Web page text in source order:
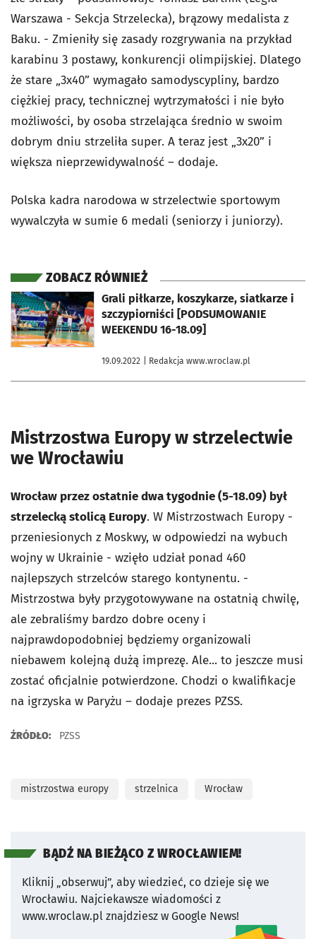
Warszawa - Sekcja Strzelecka), brązowy medalista z
Baku. - Zmieniły się zasady rozgrywania na przykład
karabinu 3 postawy, konkurencji olimpijskiej. Dlatego
że stare „3x40” wymagało samodyscypliny, bardzo
ciężkiej pracy, technicznej wytrzymałości i nie było
możliwości, by osoba strzelająca średnio w swoim
dobrym dniu strzeliła super. A teraz jest „3x20” i
większa nieprzewidywalność – dodaje.
Polska kadra narodowa w strzelectwie sportowym
wywalczyła w sumie 6 medali (seniorzy i juniorzy).
ZOBACZ RÓWNIEŻ
Grali piłkarze, koszykarze, siatkarze i
szczypiorniści [PODSUMOWANIE
WEEKENDU 16-18.09]
19.09.2022 | Redakcja www.wroclaw.pl
otworzy się w nowej karcie
Mistrzostwa Europy w strzelectwie
we Wrocławiu
Wrocław przez ostatnie dwa tygodnie (5-18.09) był
strzelecką stolicą Europy. W Mistrzostwach Europy -
przeniesionych z Moskwy, w odpowiedzi na wybuch
wojny w Ukrainie - wzięło udział ponad 460
najlepszych strzelców starego kontynentu. -
Mistrzostwa były przygotowywane na ostatnią chwilę,
ale zebraliśmy bardzo dobre oceny i
najprawdopodobniej będziemy organizowali
niebawem kolejną dużą imprezę. Ale... to jeszcze musi
zostać oficjalnie potwierdzone. Chodzi o kwalifikacje
na igrzyska w Paryżu – dodaje prezes PZSS.
ŹRÓDŁO: PZSS
mistrzostwa europy strzelnica Wrocław
BĄDŹ NA BIEŻĄCO Z WROCŁAWIEM!
Kliknij „obserwuj”, aby wiedzieć, co dzieje się we
Wrocławiu. Najciekawsze wiadomości z
www.wroclaw.pl znajdziesz w Google News!